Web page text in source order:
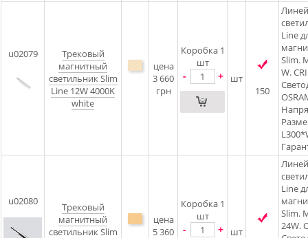
u02079
Трековый
магнитный
светильник Slim
Line 12W 4000K
white
цена
3 660
грн
Коробка 1
шт
- +
шт
150
Line
Slim.
W.
u02080
Трековый
магнитный
светильник Slim
цена
5 360
Коробка 1
шт
- +
шт
Line
Slim.
24W.